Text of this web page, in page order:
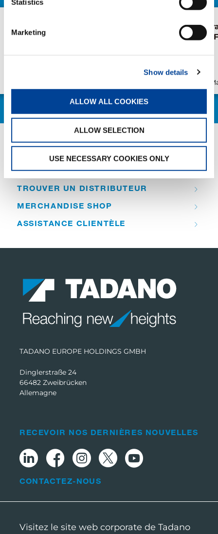
Statistics
Marketing
Show details
ALLOW ALL COOKIES
ALLOW SELECTION
USE NECESSARY COOKIES ONLY
S.V.M.M.
Première
Snake 26 en
QUICK LINKS
APERÇU DES PRODUITS
TROUVER UN DISTRIBUTEUR
MERCHANDISE SHOP
ASSISTANCE CLIENTÈLE
TADANO EUROPE HOLDINGS GMBH
Dinglerstraße 24
66482 Zweibrücken
Allemagne
RECEVOIR NOS DERNIÈRES NOUVELLES
CONTACTEZ-NOUS
Visitez le site web corporate de Tadano